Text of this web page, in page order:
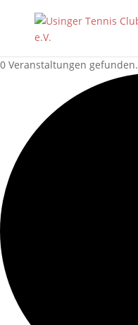
0 Veranstaltungen gefunden.